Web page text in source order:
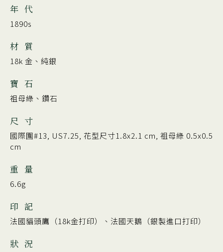
年 代
1890s
材 質
18k 金、純銀
寶 石
祖母綠、鑽石
尺 寸
國際圍#13, US7.25, 花型尺寸1.8x2.1 cm, 祖母綠 0.5x0.5
cm
重 量
6.6g
印 記
法國貓頭鷹（18k金打印）、法國天鵝（銀製進口打印）
狀 況